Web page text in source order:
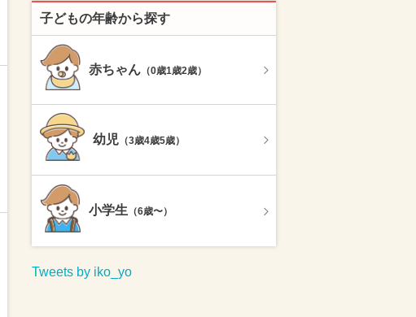
子どもの年齢から探す
赤ちゃん （0歳1歳2歳）
幼児 （3歳4歳5歳）
小学生 （6歳〜）
Tweets by iko_yo